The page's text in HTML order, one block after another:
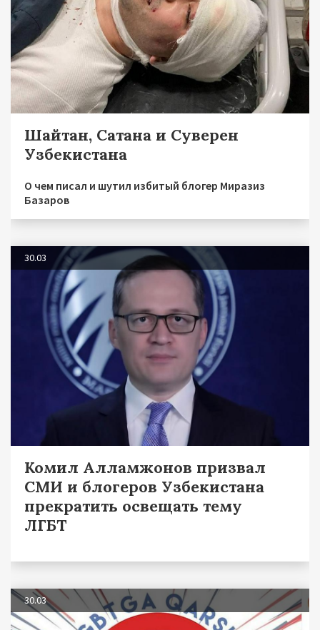
Шайтан, Сатана и Суверен
Узбекистана
О чем писал и шутил избитый блогер Миразиз
Базаров
30.03
Комил Алламжонов призвал
СМИ и блогеров Узбекистана
прекратить освещать тему
ЛГБТ
30.03